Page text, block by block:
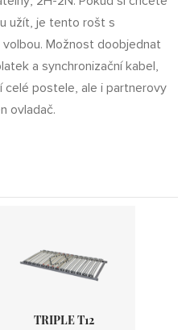
užít, je tento rošt s
Možnost doobjednat
a synchronizační kabel,
celé postele, ale i partnerovy
ovladač.
TRIPLE T12